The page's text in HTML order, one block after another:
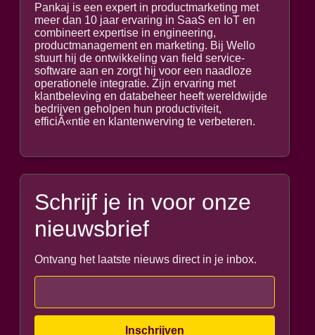
Pankaj is een expert in productmarketing met
meer dan 10 jaar ervaring in SaaS en IoT en
combineert expertise in engineering,
productmanagement en marketing. Bij Wello
stuurt hij de ontwikkeling van field service-
software aan en zorgt hij voor een naadloze
operationele integratie. Zijn ervaring met
klantbeleving en databeheer heeft wereldwijde
bedrijven geholpen hun productiviteit,
efficiÃ«ntie en klantenwerving te verbeteren.
Schrijf je in voor onze
nieuwsbrief
Ontvang het laatste nieuws direct in je inbox.